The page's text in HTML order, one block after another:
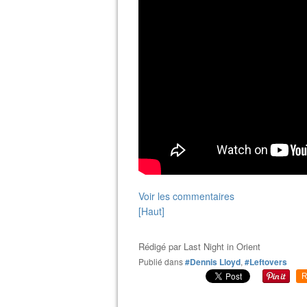
Voir les commentaires
[Haut]
Rédigé par Last Night in Orient
Publié dans#Dennis Lloyd, #Leftovers